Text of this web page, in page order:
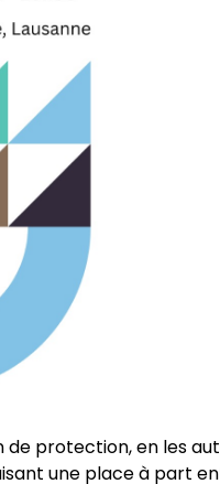
protection, en les
une place à part